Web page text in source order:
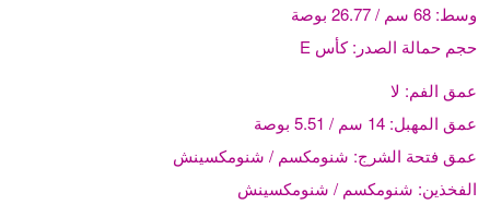
وسط: 68 سم / 26.77 بوصة
حجم حمالة الصدر:كأس E
عمق الفم: لا
عمق المهبل: 14 سم / 5.51 بوصة
عمق فتحة الشرج: شنومكسم / شنومكسينش
الفخذين: شنومكسم / شنومكسينش